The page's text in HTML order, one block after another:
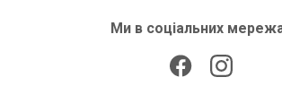
Ми в соціальних